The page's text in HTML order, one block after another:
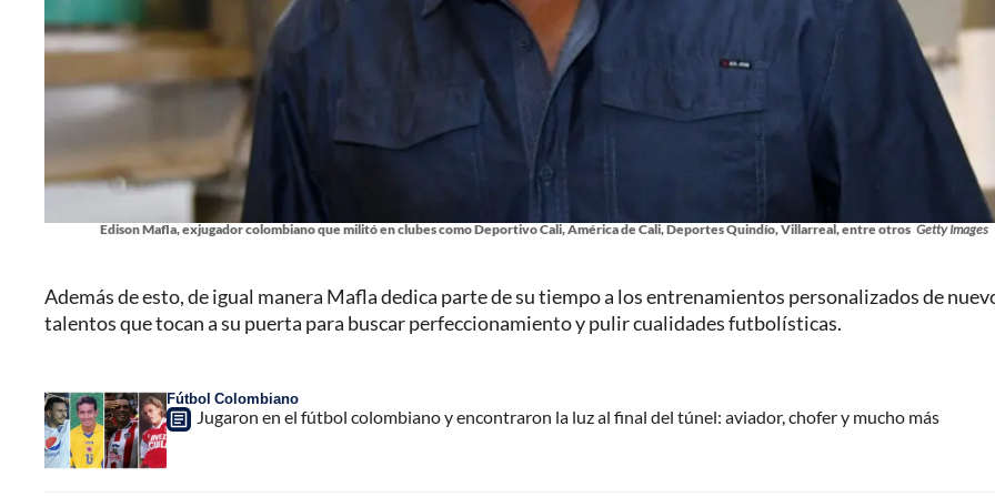
Edison Mafla, exjugador colombiano que militó en clubes como Deportivo Cali, América de Cali, Deportes Quindío, Villarreal, entre otros Getty Images
Además de esto, de igual manera Mafla dedica parte de su tiempo a los entrenamientos personalizados de
talentos que tocan a su puerta para buscar perfeccionamiento y pulir cualidades futbolísticas.
Fútbol Colombiano
Jugaron en el fútbol colombiano y encontraron la luz al final del túnel: aviador, chofer y mucho más